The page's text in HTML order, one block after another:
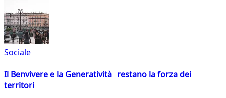
Sociale
Il Benvivere e la Generatività restano la forza dei
territori